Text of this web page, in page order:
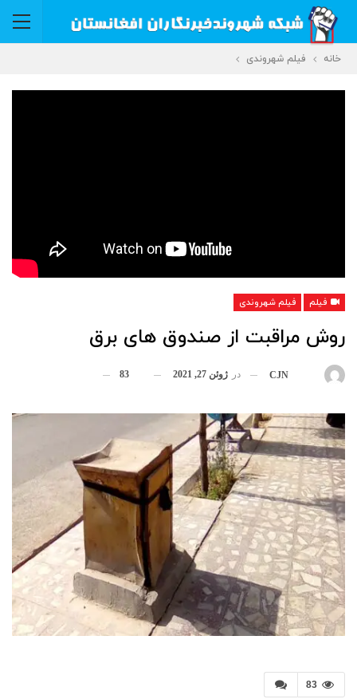
خانه فیلم شهروندی
فیلم فیلم شهروندی
روش مراقبت از صندوق های برق
CJN در ژوئن 27, 2021 83
83